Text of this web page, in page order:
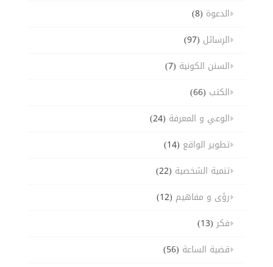
الدعوة (8)
الرسائل (97)
السنن الكونية (7)
الكتب (66)
الوعي و المعرفة (24)
تطوير الواقع (14)
تنمية الشخصية (22)
رؤى و مفاهيم (12)
فكر(13)
قضية الساعة (56)